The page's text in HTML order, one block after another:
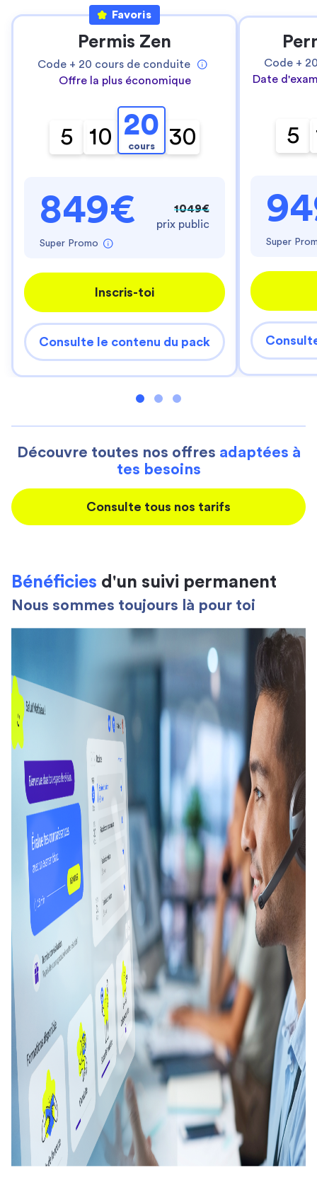
Favoris
Permis Zen
Code + 20 cours de conduite
Offre la plus économique
5 10 20
cours 30
849€
Super Promo
1049€
prix public
Inscris-toi
Consulte le contenu du pack
Code +
Date
5
Super
Découvre toutes nos offres adaptées à
tes besoins
Consulte tous nos tarifs
Bénéficies d'un suivi permanent
Nous sommes toujours là pour toi